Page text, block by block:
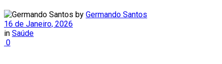
by Germando Santos
16 de Janeiro, 2026
in Saúde
0